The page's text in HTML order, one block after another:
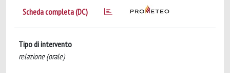
Scheda completa (DC)
Tipo di intervento
relazione (orale)